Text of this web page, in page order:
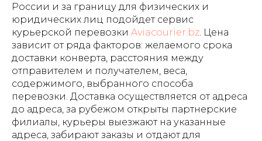
России и за границу для физических и
юридических лиц подойдет сервис
курьерской перевозки Aviacourier.bz . Цена
зависит от ряда факторов: желаемого срока
доставки конверта, расстояния между
отправителем и получателем, веса,
содержимого, выбранного способа
перевозки. Доставка осуществляется от адреса
до адреса, за рубежом открыты партнерские
филиалы, курьеры выезжают на указанные
адреса, забирают заказы и отдают для